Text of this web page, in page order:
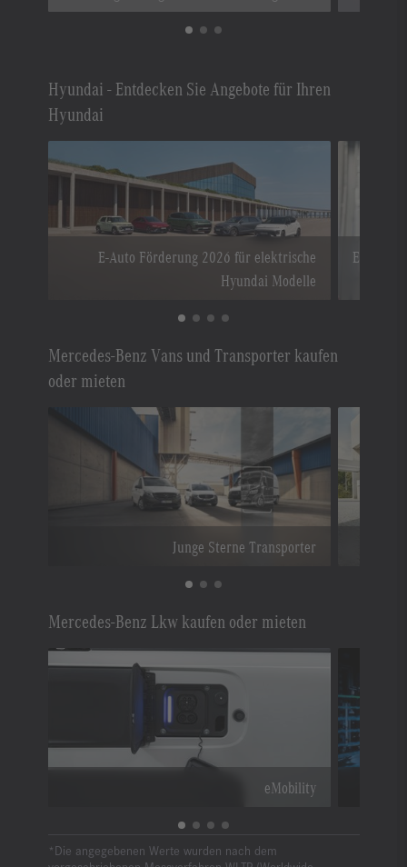
Hyundai - Entdecken Sie Angebote für Ihren
Hyundai
E-Auto Förderung 2026 für elektrische
Hyundai Modelle
Mercedes-Benz Vans und Transporter kaufen
oder mieten
Junge Sterne Transporter
Mercedes-Benz Lkw kaufen oder mieten
eMobility
*Die angegebenen Werte wurden nach dem